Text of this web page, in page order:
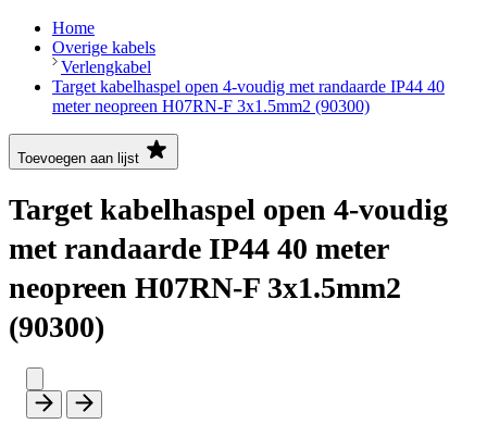
Home
Overige kabels
Verlengkabel
Target kabelhaspel open 4-voudig met randaarde IP44 40
meter neopreen H07RN-F 3x1.5mm2 (90300)
Toevoegen aan lijst
Target kabelhaspel open 4-voudig
met randaarde IP44 40 meter
neopreen H07RN-F 3x1.5mm2
(90300)